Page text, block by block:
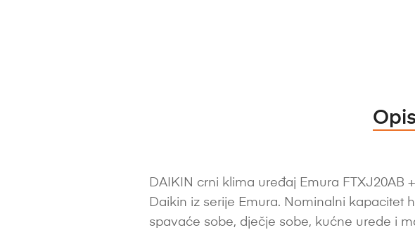
Opis
DAIKIN crni klima uređaj Emura FTXJ20AB
Daikin iz serije Emura. Nominalni kapacitet
spavaće sobe, dječje sobe, kućne urede i